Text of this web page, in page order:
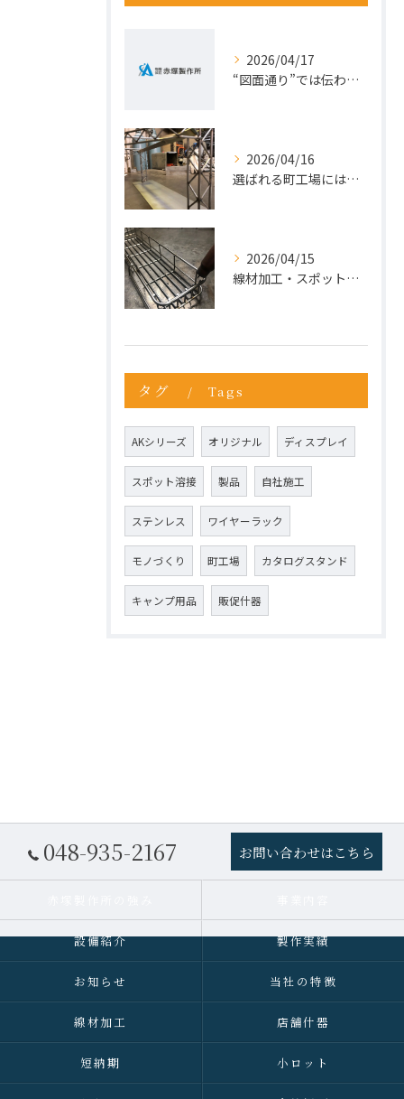
2026/04/17
“図面通り”では伝わらない仕事が増えている理由
2026/04/16
選ばれる町工場には、理由がある。今こそ“依頼先の見直し”を。
2026/04/15
線材加工・スポット溶接ならお任せ
タグ Tags
AKシリーズ オリジナル ディスプレイ
スポット溶接 製品 自社施工
ステンレス ワイヤーラック
モノづくり 町工場 カタログスタンド
キャンプ用品 販促什器
048-935-2167 お問い合わせはこちら
設備紹介 製作実績
お知らせ 当社の特徴
線材加工 店舗什器
短納期 小ロット